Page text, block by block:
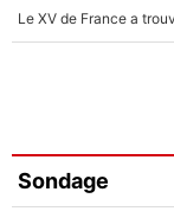
Sondage